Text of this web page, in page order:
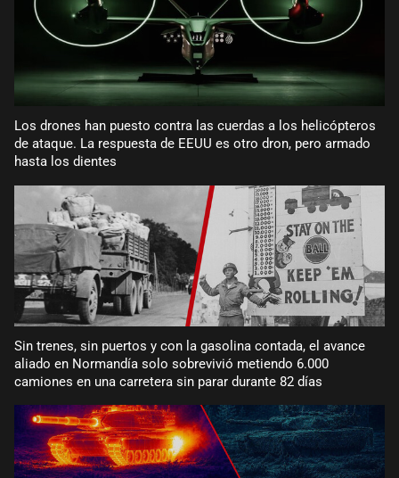
Los drones han puesto contra las cuerdas a los helicópteros
de ataque. La respuesta de EEUU es otro dron, pero armado
hasta los dientes
Sin trenes, sin puertos y con la gasolina contada, el avance
aliado en Normandía solo sobrevivió metiendo 6.000
camiones en una carretera sin parar durante 82 días